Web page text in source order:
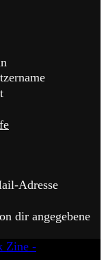
Adresse
dir angegebene